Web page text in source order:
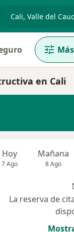
en Cali
Hoy
7 Ago
Mañana
8 Ago
La reserva de